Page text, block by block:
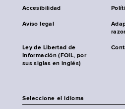
Accesibilidad
Aviso legal
Ley de Libertad de
Información (FOIL, por
sus siglas en inglés)
Seleccione el idioma